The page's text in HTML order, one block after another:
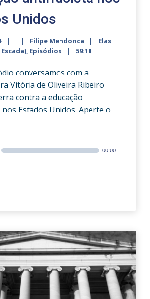
Unidos
Filipe Mendonca
Elas
, Episódios 59:10
conversamos com a
Vitória de Oliveira Ribeiro
contra a educação
Estados Unidos. Aperte o
00:00